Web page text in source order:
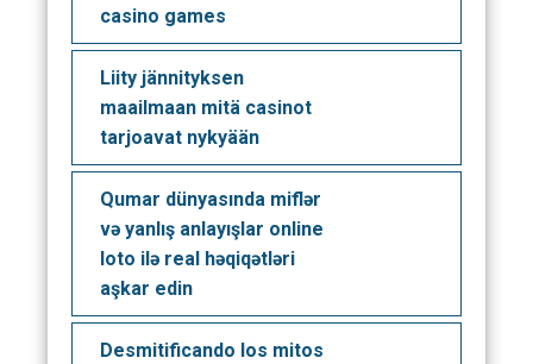
casino games
Liity jännityksen
maailmaan mitä casinot
tarjoavat nykyään
Qumar dünyasında miflər
və yanlış anlayışlar online
loto ilə real həqiqətləri
aşkar edin
Desmitificando los mitos